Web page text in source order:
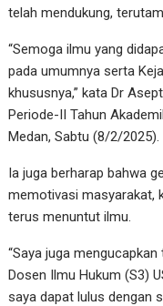
telah mendukung,
“Semoga ilmu yang
pada umumnya serta
khususnya,” kata Dr
Periode-II Tahun
Medan, Sabtu (8/2/2025).
Ia juga berharap bahwa
memotivasi masyarakat,
terus menuntut ilmu.
“Saya juga
Dosen Ilmu Hukum (S3)
saya dapat lulus dengan